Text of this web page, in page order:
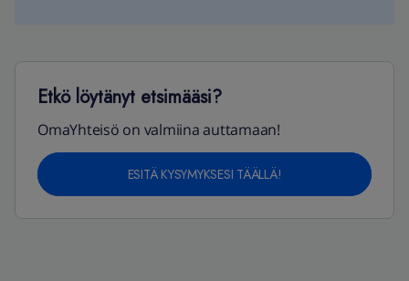
Etkö löytänyt etsimääsi?
OmaYhteisö on valmiina auttamaan!
ESITÄ KYSYMYKSESI TÄÄLLÄ!